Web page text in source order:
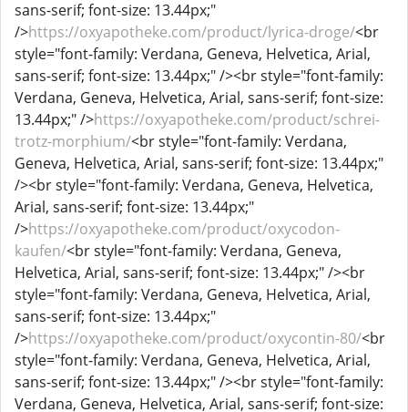
sans-serif; font-size: 13.44px;"
/>https://oxyapotheke.com/product/lyrica-droge/<br
style="font-family: Verdana, Geneva, Helvetica, Arial,
sans-serif; font-size: 13.44px;" /><br style="font-family:
Verdana, Geneva, Helvetica, Arial, sans-serif; font-size:
13.44px;" />https://oxyapotheke.com/product/schrei-
trotz-morphium/<br style="font-family: Verdana,
Geneva, Helvetica, Arial, sans-serif; font-size: 13.44px;"
/><br style="font-family: Verdana, Geneva, Helvetica,
Arial, sans-serif; font-size: 13.44px;"
/>https://oxyapotheke.com/product/oxycodon-
kaufen/<br style="font-family: Verdana, Geneva,
Helvetica, Arial, sans-serif; font-size: 13.44px;" /><br
style="font-family: Verdana, Geneva, Helvetica, Arial,
sans-serif; font-size: 13.44px;"
/>https://oxyapotheke.com/product/oxycontin-80/<br
style="font-family: Verdana, Geneva, Helvetica, Arial,
sans-serif; font-size: 13.44px;" /><br style="font-family:
Verdana, Geneva, Helvetica, Arial, sans-serif; font-size: